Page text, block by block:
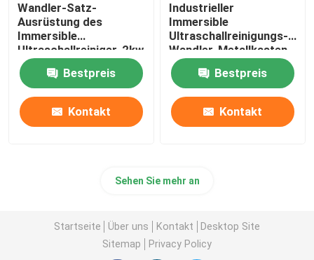
Wandler-Satz-
Ausrüstung des
Immersible
Ultraschallreiniger-2kw
piezoelektrische
Bestpreis
Kontakt
Industrieller
Immersible
Ultraschallreinigungs-
Wandler-Metallkasten
und -generator
Bestpreis
Kontakt
Sehen Sie mehr an
Startseite Über uns Kontakt
Desktop Site
Sitemap
Privacy Policy